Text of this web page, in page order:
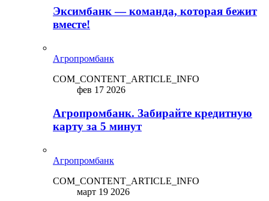
Эксимбанк — команда, которая бежит
вместе!
Агропромбанк
COM_CONTENT_ARTICLE_INFO
фев 17 2026
Агропромбанк. Забирайте кредитную
карту за 5 минут
Агропромбанк
COM_CONTENT_ARTICLE_INFO
март 19 2026